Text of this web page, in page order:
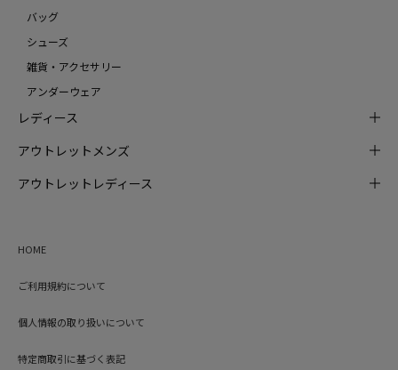
バッグ
シューズ
雑貨・アクセサリー
アンダーウェア
レディース
アウトレットメンズ
アウトレットレディース
HOME
ご利用規約について
個人情報の取り扱いについて
特定商取引に基づく表記